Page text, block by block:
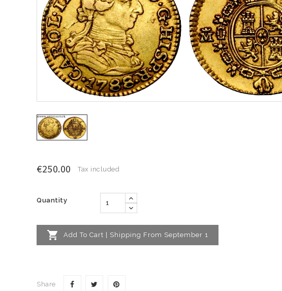
€250.00 Tax included
Quantity
 Add To Cart | Shipping From September 1
Share